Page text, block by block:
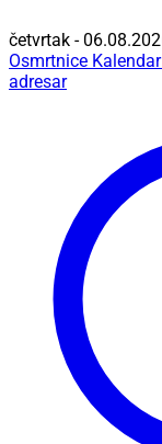
četvrtak -
Osmrtnice
adresar